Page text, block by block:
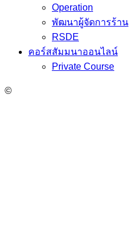
Operation
พัฒนาผู้จัดการร้าน
RSDE
คอร์สสัมมนาออนไลน์
Private Course
©